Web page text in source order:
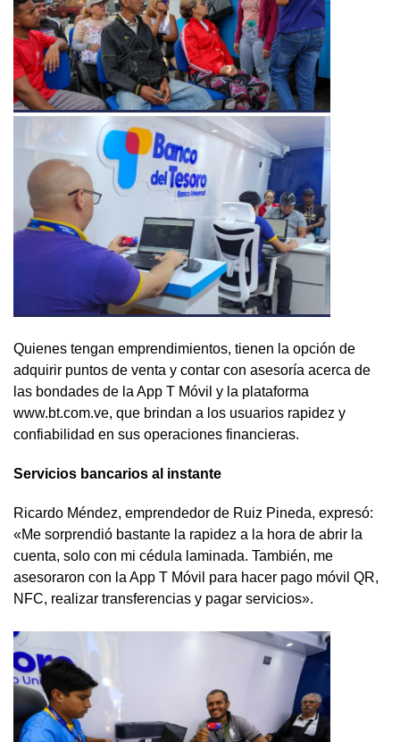
Quienes tengan emprendimientos, tienen la opción de
adquirir puntos de venta y contar con asesoría acerca de
las bondades de la App T Móvil y la plataforma
www.bt.com.ve, que brindan a los usuarios rapidez y
confiabilidad en sus operaciones financieras.
Servicios bancarios al instante
Ricardo Méndez, emprendedor de Ruiz Pineda, expresó:
«Me sorprendió bastante la rapidez a la hora de abrir la
cuenta, solo con mi cédula laminada. También, me
asesoraron con la App T Móvil para hacer pago móvil QR,
NFC, realizar transferencias y pagar servicios».